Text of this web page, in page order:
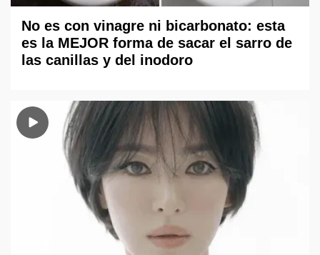
No es con vinagre ni bicarbonato: esta
es la MEJOR forma de sacar el sarro de
las canillas y del inodoro